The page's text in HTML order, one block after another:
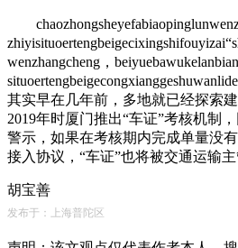
wenzhangcheng，
其实早在几年前，多地就已经探索
2019年时厦门推出“车证”考核机制
警示，如果在考核期内完成单量没
接入协议，“车证”也将被交通运输主
胡宝善
发布于：上海普陀区